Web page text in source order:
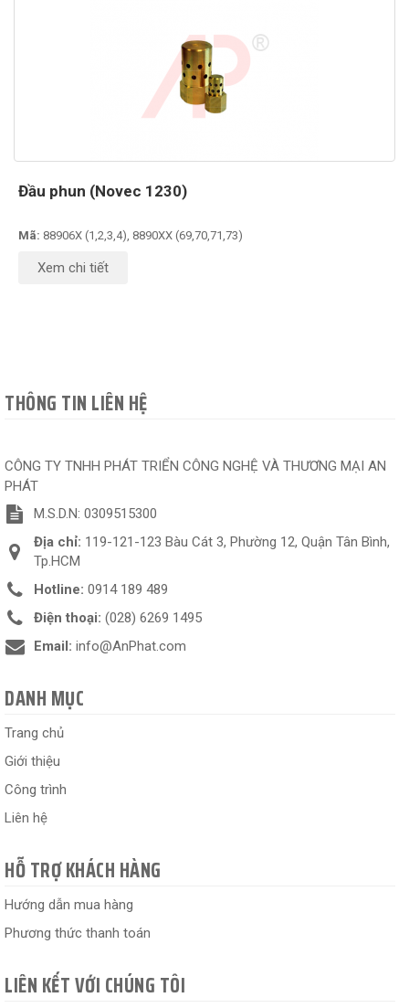
Đầu phun (Novec 1230)
Mã: 88906X (1,2,3,4), 8890XX (69,70,71,73)
Xem chi tiết
THÔNG TIN LIÊN HỆ
CÔNG TY TNHH PHÁT TRIỂN CÔNG NGHỆ VÀ THƯƠNG MẠI AN
PHÁT
M.S.D.N: 0309515300
Địa chỉ: 119-121-123 Bàu Cát 3, Phường 12, Quận Tân Bình,
Tp.HCM
Hotline: 0914 189 489
Điện thoại: (028) 6269 1495
Email: info@AnPhat.com
DANH MỤC
Trang chủ
Giới thiệu
Công trình
Liên hệ
HỖ TRỢ KHÁCH HÀNG
Hướng dẫn mua hàng
Phương thức thanh toán
LIÊN KẾT VỚI CHÚNG TÔI